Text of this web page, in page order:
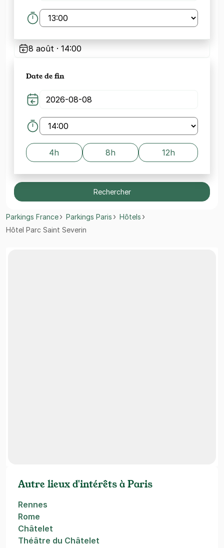
8 août · 14:00
Date de fin
4h 8h 12h
Rechercher
Parkings France Parkings Paris
Hôtels
Hôtel Parc Saint Severin
Autre lieux d'intérêts à Paris
Rennes
Rome
Châtelet
Théâtre du Châtelet